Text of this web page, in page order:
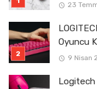
23
Oyuncu
9 Nisan
Logitech